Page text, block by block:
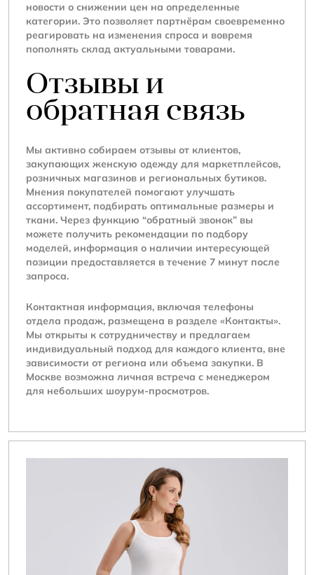
новости о снижении цен на определенные
категории. Это позволяет партнёрам своевременно
реагировать на изменения спроса и вовремя
пополнять склад актуальными товарами.
Отзывы и
обратная связь
Мы активно собираем отзывы от клиентов,
закупающих женскую одежду для маркетплейсов,
розничных магазинов и региональных бутиков.
Мнения покупателей помогают улучшать
ассортимент, подбирать оптимальные размеры и
ткани. Через функцию “обратный звонок” вы
можете получить рекомендации по подбору
моделей, информация о наличии интересующей
позиции предоставляется в течение 7 минут после
запроса.
Контактная информация, включая телефоны
отдела продаж, размещена в разделе «Контакты».
Мы открыты к сотрудничеству и предлагаем
индивидуальный подход для каждого клиента, вне
зависимости от региона или объема закупки. В
Москве возможна личная встреча с менеджером
для небольших шоурум-просмотров.